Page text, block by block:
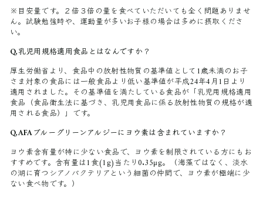
※目安量です。２倍３倍の量を食べていただいても全く問題ありませ
ん。試験勉強時や、運動量が多いお子様の場合は多めに摂取くださ
い。
Q,乳児用規格適用食品とはなんですか？
厚生労働省より、食品中の放射性物質の基準値として1歳未満のお子
さま対象の食品には一般食品より低い基準値が平成24年4月1日より
適用されました。その基準値を満たしている食品が「乳児用規格適用
食品（食品衛生法に基づき、乳児用食品に係る放射性物質の規格が適
用される食品）」です。
Q,AFAブルーグリーンアルジーにヨウ素は含まれていますか？
ヨウ素含有量が特に少ない食品で、ヨウ素を制限されている方にもお
すすめです。含有量は1食(1g)当たり0.35μg。（海藻ではなく、淡水
の湖に育つシアノバクテリアという細菌の仲間で、ヨウ素が極端に少
ない食べ物です。）